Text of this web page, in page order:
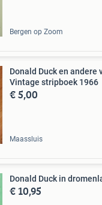
Bergen op Zoom
Donald Duck en andere
Vintage stripboek 1966
€ 5,00
Maassluis
Donald Duck in
€ 10,95